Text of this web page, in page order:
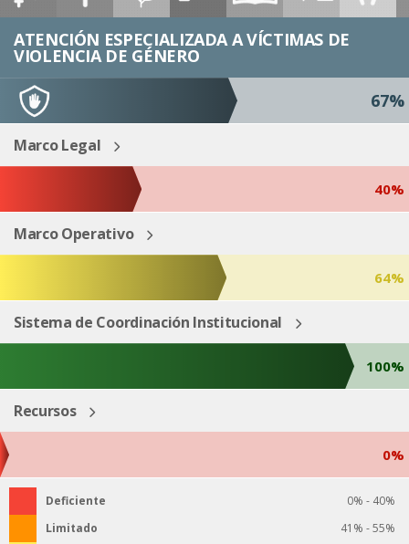
ESP ENG
ATENCIÓN ESPECIALIZADA A VÍCTIMAS DE
VIOLENCIA DE GÉNERO
67%
Marco Legal
40%
Marco Operativo
64%
Sistema de Coordinación Institucional
100%
Recursos
0%
Deficiente
0% - 40%
Limitado
41% - 55%